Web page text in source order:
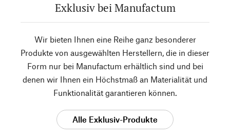
Exklusiv bei Manufactum
Wir bieten Ihnen eine Reihe ganz besonderer
Produkte von ausgewählten Herstellern, die in dieser
Form nur bei Manufactum erhältlich sind und bei
denen wir Ihnen ein Höchstmaß an Materialität und
Funktionalität garantieren können.
Alle Exklusiv-Produkte